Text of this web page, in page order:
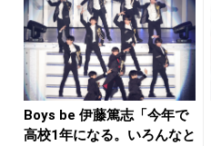
Boys be 伊藤篤志「今年で
高校1年になる。いろんなと